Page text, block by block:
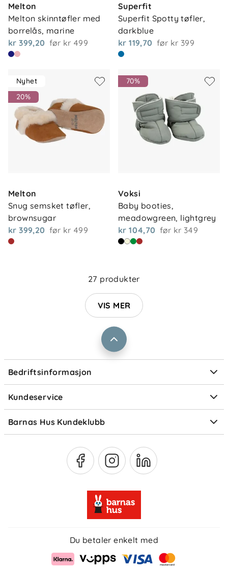
Melton
Melton skinntøfler med
borrelås, marine
kr 399,20 før kr 499
Superfit
Superfit Spotty tøfler,
darkblue
kr 119,70 før kr 399
Nyhet
20%
Melton
Snug semsket tøfler,
brownsugar
kr 399,20 før kr 499
70%
Voksi
Baby booties,
meadowgreen, lightgrey
kr 104,70 før kr 349
27 produkter
VIS MER
Bedriftsinformasjon
Vårt samfunnsansvar
Jobbe i Barnas Hus
Størrelsesguider
Kundeservice
Ofte stilte spørsmål
Om Klarna
Barnas Hus Kundeklubb
Medlemsvilkår
Du betaler enkelt med